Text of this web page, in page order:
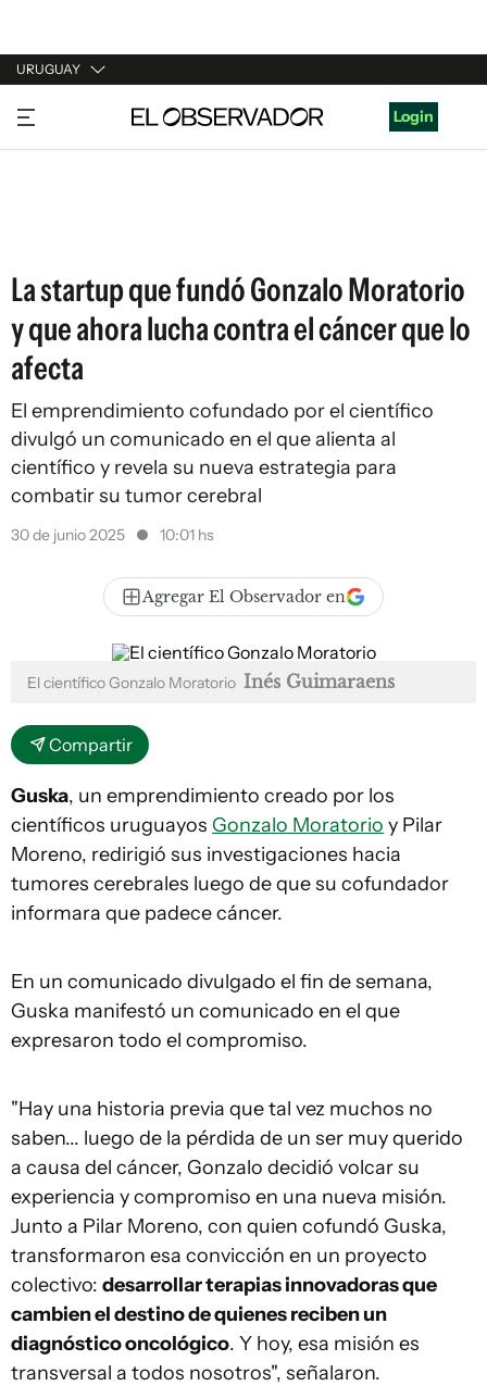
URUGUAY
URUGUAY
ARGENTINA
Login
La startup que fundó Gonzalo Moratorio
y que ahora lucha contra el cáncer que lo
afecta
El emprendimiento cofundado por el científico
divulgó un comunicado en el que alienta al
científico y revela su nueva estrategia para
combatir su tumor cerebral
30 de junio 2025 10:01 hs
Agregar El Observador en
El científico Gonzalo Moratorio Inés Guimaraens
Compartir
Guska, un emprendimiento creado por los
científicos uruguayos Gonzalo Moratorio y Pilar
Moreno, redirigió sus investigaciones hacia
tumores cerebrales luego de que su cofundador
informara que padece cáncer.
En un comunicado divulgado el fin de semana,
Guska manifestó un comunicado en el que
expresaron todo el compromiso.
"Hay una historia previa que tal vez muchos no
saben... luego de la pérdida de un ser muy querido
a causa del cáncer, Gonzalo decidió volcar su
experiencia y compromiso en una nueva misión.
Junto a Pilar Moreno, con quien cofundó Guska,
transformaron esa convicción en un proyecto
colectivo: desarrollar terapias innovadoras que
cambien el destino de quienes reciben un
diagnóstico oncológico. Y hoy, esa misión es
transversal a todos nosotros", señalaron.